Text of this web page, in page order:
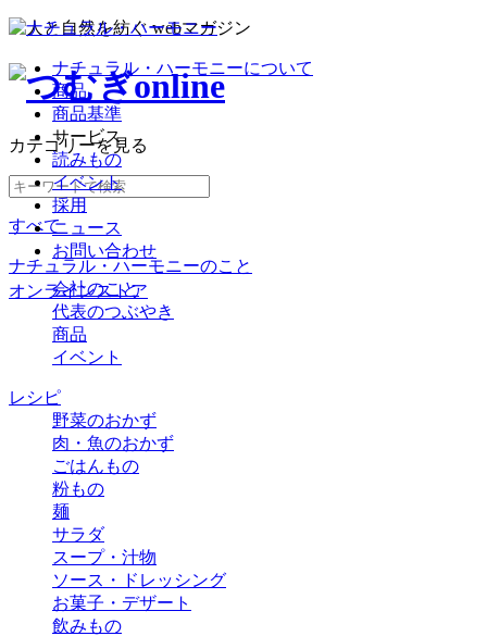
ナチュラル・ハーモニーについて
商品
商品基準
サービス
読みもの
イベント
採用
ニュース
お問い合わせ
オンラインストア
カテゴリーを見る
すべて
ナチュラル・ハーモニーのこと
会社のこと
代表のつぶやき
商品
イベント
レシピ
野菜のおかず
肉・魚のおかず
ごはんもの
粉もの
麺
サラダ
スープ・汁物
ソース・ドレッシング
お菓子・デザート
飲みもの